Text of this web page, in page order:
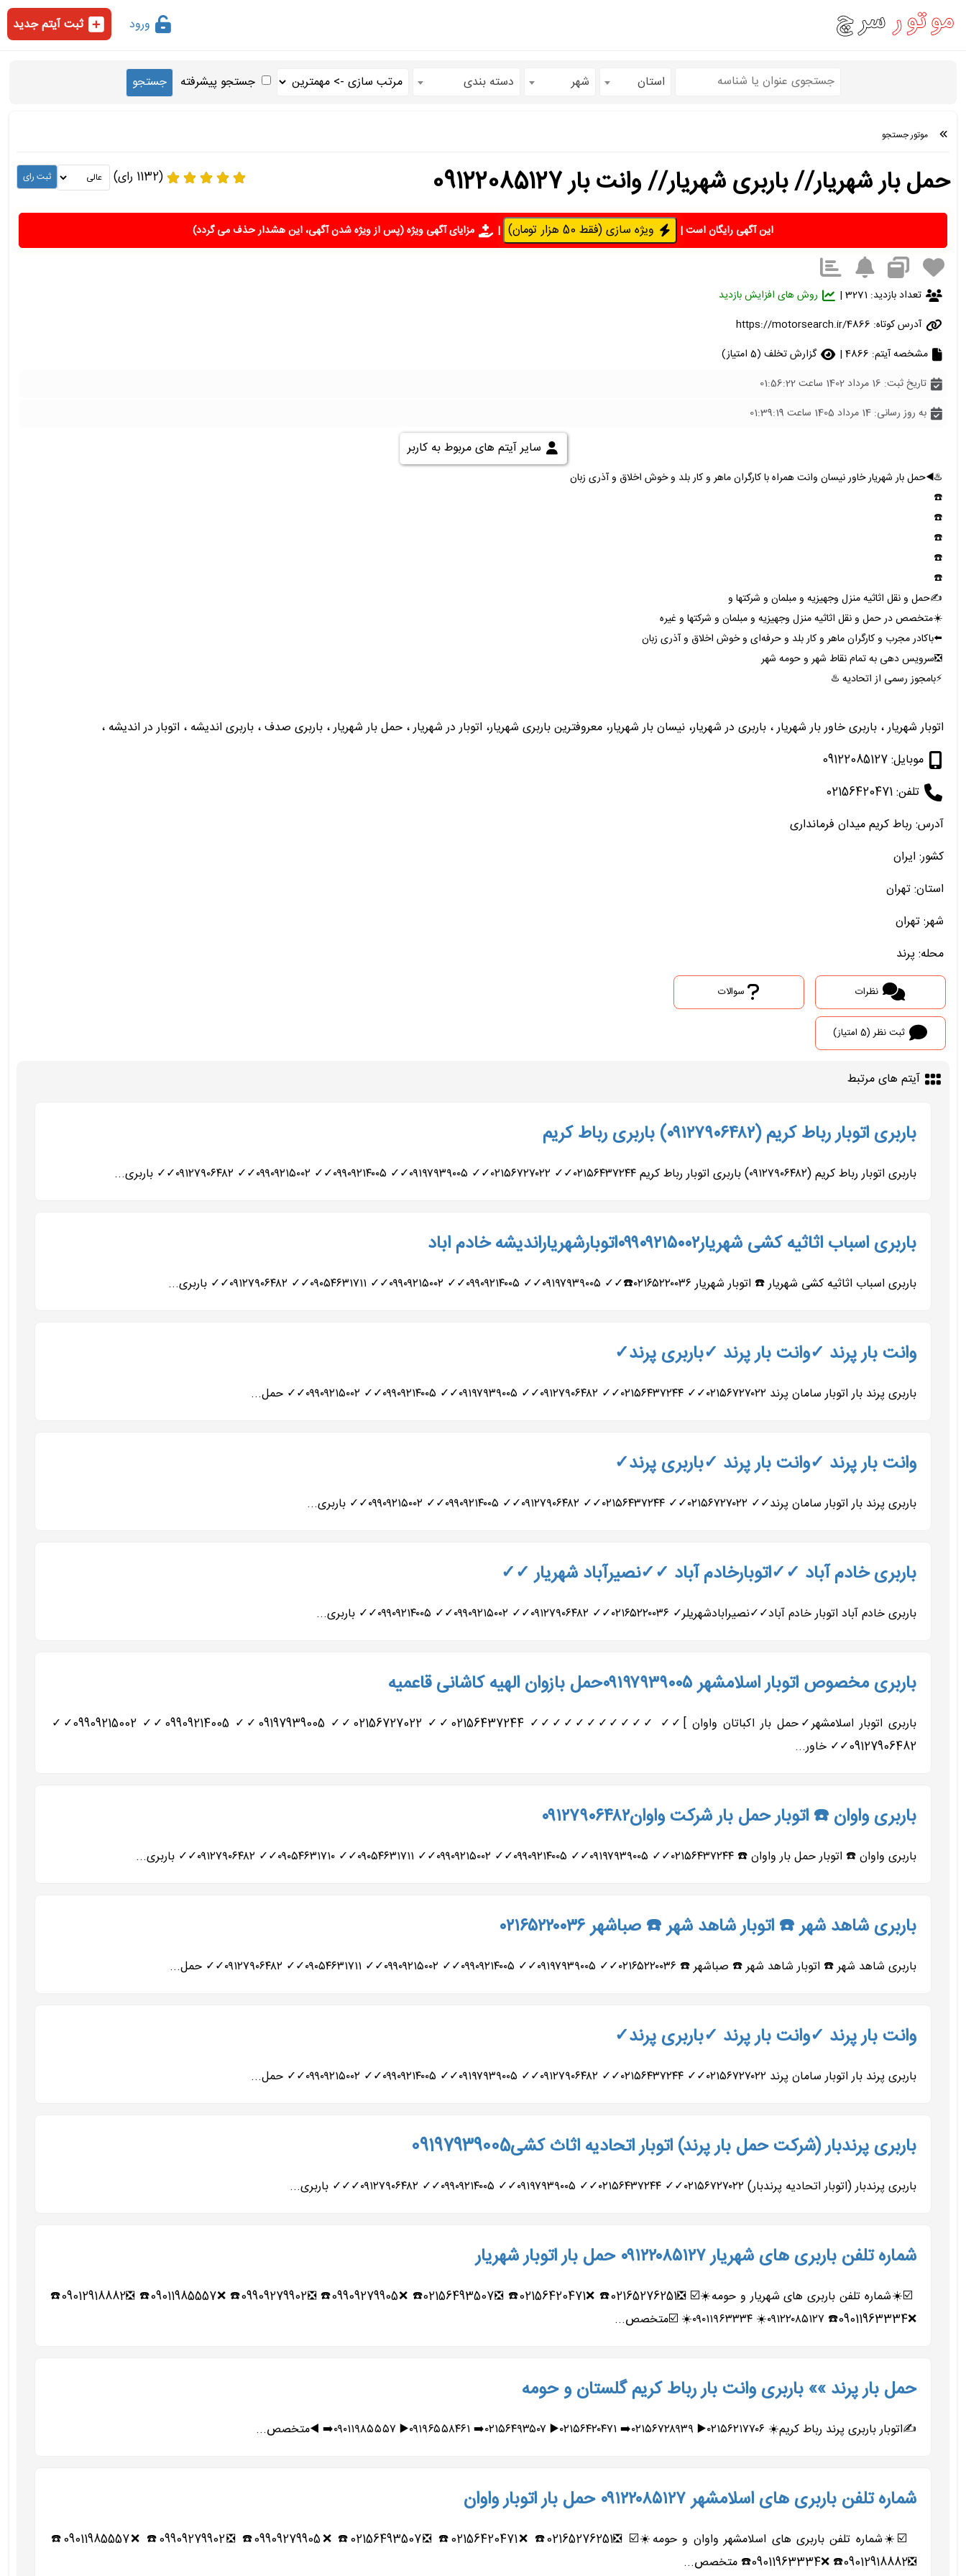
ورود ثبت آیتم جدید
استان شهر دسته بندی جستجو پیشرفته
موتور جستجو
حمل بار شهریار// باربری شهریار// وانت بار 09122085127 (1132 رای)
این آگهی رایگان است| ویژه سازی (فقط 50 هزار تومان) | مزایای آگهی ویژه(پس از ویژه شدن آگهی، این هشدار حذف می گردد)
تعداد بازدید: 3271 |
روش های افزایش بازدید
آدرس کوتاه: https://motorsearch.ir/4866
مشخصه آیتم: 4866 |
گزارش تخلف (5 امتیاز)
تاریخ ثبت: 16 مرداد 1402 ساعت 01:56:22
به روز رسانی: 14 مرداد 1405 ساعت 01:39:19
سایر آیتم های مربوط به کاربر
♨️◀️حمل بار شهریار خاور نیسان وانت همراه با کارگران ماهر و کار بلد و خوش اخلاق و آذری زبان
☎️
☎️
☎️
☎️
☎️
✍️حمل و نقل اثاثیه منزل وجهیزیه و مبلمان و شرکتها و
☀️متخصص در حمل و نقل اثاثیه منزل وجهیزیه و مبلمان و شرکتها و غیره
⬅️باکادر مجرب و کارگران ماهر و کار بلد و حرفه‌ای و خوش اخلاق و آذری زبان
❎سرویس دهی به تمام نقاط شهر و حومه شهر
⚡بامجوز رسمی از اتحادیه ♨️
اتوبار شهریار ، باربری خاور بار شهریار ، باربری در شهریار، نیسان بار شهریار، معروفترین باربری شهریار، اتوبار در شهریار ، حمل بار شهریار ، باربری صدف ، باربری اندیشه ، اتوبار در اندیشه ،
موبایل: 09122085127
تلفن: 02156420471
آدرس: رباط کریم میدان فرمانداری
کشور: ایران
استان: تهران
شهر: تهران
محله: پرند
نظرات سوالات
ثبت نظر (5 امتیاز)
آیتم های مرتبط
باربری اتوبار رباط کریم (۰۹۱۲۷۹۰۶۴۸۲) باربری رباط کریم
باربری اتوبار رباط کریم (۰۹۱۲۷۹۰۶۴۸۲) باربری اتوبار رباط کریم ۰۲۱۵۶۴۳۷۲۴۴✓✓ ۰۲۱۵۶۷۲۷۰۲۲✓✓ ۰۹۱۹۷۹۳۹۰۰۵✓✓ ۰۹۹۰۹۲۱۴۰۰۵✓✓ ۰۹۹۰۹۲۱۵۰۰۲✓✓ ۰۹۱۲۷۹۰۶۴۸۲✓✓ باربری...
باربری اسباب اثاثیه کشی شهریار۰۹۹۰۹۲۱۵۰۰۲اتوبارشهریاراندیشه خادم اباد
باربری اسباب اثاثیه کشی شهریار ☎️ اتوبار شهریار ۰۲۱۶۵۲۲۰۰۳۶☎️‌✓✓ ۰۹۱۹۷۹۳۹۰۰۵✓✓ ۰۹۹۰۹۲۱۴۰۰۵✓✓ ۰۹۹۰۹۲۱۵۰۰۲✓✓ ۰۹۰۵۴۶۳۱۷۱۱✓✓ ۰۹۱۲۷۹۰۶۴۸۲✓✓ باربری...
وانت بار پرند ✓وانت بار پرند ✓باربری پرند✓
باربری پرند بار اتوبار سامان پرند ۰۲۱۵۶۷۲۷۰۲۲✓✓ ۰۲۱۵۶۴۳۷۲۴۴✓✓ ۰۹۱۲۷۹۰۶۴۸۲✓✓ ۰۹۱۹۷۹۳۹۰۰۵✓✓ ۰۹۹۰۹۲۱۴۰۰۵✓✓ ۰۹۹۰۹۲۱۵۰۰۲✓✓ حمل...
وانت بار پرند ✓وانت بار پرند ✓باربری پرند✓
باربری پرند بار اتوبار سامان پرند✓✓ ۰۲۱۵۶۷۲۷۰۲۲✓✓ ۰۲۱۵۶۴۳۷۲۴۴✓✓ ۰۹۱۲۷۹۰۶۴۸۲✓✓ ۰۹۹۰۹۲۱۴۰۰۵✓✓ ۰۹۹۰۹۲۱۵۰۰۲✓✓ باربری...
باربری خادم آباد ✓✓اتوبارخادم آباد ✓✓نصیرآباد شهریار ✓✓
باربری خادم آباد اتوبار خادم آباد✓✓نصیرابادشهریلر✓ ۰۲۱۶۵۲۲۰۰۳۶✓✓ ۰۹۱۲۷۹۰۶۴۸۲✓✓ ۰۹۹۰۹۲۱۵۰۰۲✓✓ ۰۹۹۰۹۲۱۴۰۰۵✓✓ باربری...
باربری مخصوص اتوبار اسلامشهر ۰۹۱۹۷۹۳۹۰۰۵حمل بازوان الهیه کاشانی قاعمیه
باربری اتوبار اسلامشهر✓حمل بار اکباتان واوان ]✓✓ ✓✓✓✓✓✓✓✓✓✓✓ 02156437244✓✓ 02156727022✓✓ 09197939005✓✓ 09909214005✓✓ 09909215002✓✓
09127906482✓✓ خاور...
باربری واوان ☎️ اتوبار حمل بار شرکت واوان۰۹۱۲۷۹۰۶۴۸۲
باربری واوان ☎️ اتوبار حمل بار واوان ☎️ ۰۲۱۵۶۴۳۷۲۴۴✓✓ ۰۹۱۹۷۹۳۹۰۰۵✓✓ ۰۹۹۰۹۲۱۴۰۰۵✓✓ ۰۹۹۰۹۲۱۵۰۰۲✓✓ ۰۹۰۵۴۶۳۱۷۱۱✓✓ ۰۹۰۵۴۶۳۱۷۱۰✓✓ ۰۹۱۲۷۹۰۶۴۸۲✓✓ باربری...
باربری شاهد شهر ☎️ اتوبار شاهد شهر ☎️ صباشهر ۰۲۱۶۵۲۲۰۰۳۶
باربری شاهد شهر ☎️ اتوبار شاهد شهر ☎️ صباشهر ☎️ ۰۲۱۶۵۲۲۰۰۳۶✓✓ ۰۹۱۹۷۹۳۹۰۰۵✓✓ ۰۹۹۰۹۲۱۴۰۰۵✓✓ ۰۹۹۰۹۲۱۵۰۰۲✓✓ ۰۹۰۵۴۶۳۱۷۱۱✓✓ ۰۹۱۲۷۹۰۶۴۸۲✓✓ حمل...
وانت بار پرند ✓وانت بار پرند ✓باربری پرند✓
باربری پرند بار اتوبار سامان پرند ۰۲۱۵۶۷۲۷۰۲۲✓✓ ۰۲۱۵۶۴۳۷۲۴۴✓✓ ۰۹۱۲۷۹۰۶۴۸۲✓✓ ۰۹۱۹۷۹۳۹۰۰۵✓✓ ۰۹۹۰۹۲۱۴۰۰۵✓✓ ۰۹۹۰۹۲۱۵۰۰۲✓✓ حمل...
باربری پرندبار (شرکت حمل بار پرند) اتوبار اتحادیه اثاث کشی09197939005
باربری پرندبار (اتوبار اتحادیه پرندبار) ۰۲۱۵۶۷۲۷۰۲۲✓✓ ۰۲۱۵۶۴۳۷۲۴۴✓✓ ۰۹۱۹۷۹۳۹۰۰۵✓✓ ۰۹۹۰۹۲۱۴۰۰۵✓✓ ۰۹۱۲۷۹۰۶۴۸۲✓✓✓ باربری...
شماره تلفن باربری های شهریار ۰۹۱۲۲۰۸۵۱۲۷ حمل بار اتوبار شهریار
☑️☀️شماره تلفن باربری های شهریار و حومه☀️☑️ ❎02165276251☎️ ❌02156420471☎️ ❎02156493507☎️ ❌09909279905☎️ ❎09909279902☎️ ❌09011985557☎️ ❎09012918882☎️
❌09011963334☎️ ۰۹۱۲۲۰۸۵۱۲۷☀️ ۰۹۰۱۱۹۶۳۳۳۴☀️ ☑️متخصص...
حمل بار پرند »» باربری وانت بار رباط کریم گلستان و حومه
✍️اتوبار باربری پرند رباط کریم☀️ ۰۲۱۵۶۲۱۷۷۰۶▶️ ۰۲۱۵۶۷۲۸۹۳۹➡️ ۰۲۱۵۶۴۲۰۴۷۱▶️ ۰۲۱۵۶۴۹۳۵۰۷➡️ ۰۹۱۹۶۵۵۸۴۶۱▶️ ۰۹۰۱۱۹۸۵۵۵۷➡️ ◀️متخصص...
شماره تلفن باربری های اسلامشهر ۰۹۱۲۲۰۸۵۱۲۷ حمل بار اتوبار واوان
☑️☀️شماره تلفن باربری های اسلامشهر واوان و حومه☀️☑️ ❎02165276251☎️ ❌02156420471☎️ ❎02156493507☎️ ❌09909279905☎️ ❎09909279902☎️ ❌09011985557☎️
❎09012918882☎️ ❌09011963334☎️ متخصص...